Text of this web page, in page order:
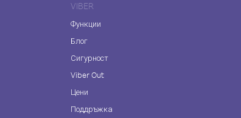
VIBER
Функции
Блог
Сигурност
Viber Out
Цени
Поддръжка